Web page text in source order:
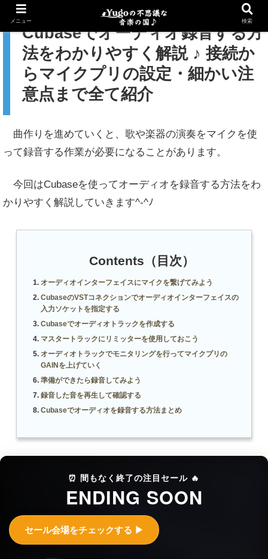
Cubaseでオーディオ録音する方
法をわかりやすく解説 ♪ 接続か
らマイクプリの設定・細かい注
意点まで全て紹介
曲作りを進めていくと、歌や楽器の演奏をマイクを使
って録音する作業が必要になることがあります。
今回はCubaseを使ってオーディオを録音する方法をわ
かりやすく解説していきます^-^ﾉ
Contents（目次）
オーディオインターフェイスにマイクを繋げてみよう
CubaseのVSTコネクションでオーディオインターフェイスの
入力ソケットを指定する
Cubaseでオーディオトラックを作成する
マスタートラックにリミッターを使用しておこう
オーディオトラックでモニタリングを行ってマイクプリの
GAINを上げていく
準備ができたら録音してみよう
録音した音を再生して確認する
Cubaseでオーディオを録音する方法まとめ
⏰ 間もなく終了の注目セール 🔥
ENDING SOON
セール会場をチェックする ▶︎
メニュー 検索